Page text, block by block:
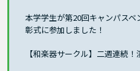
本学学生が第20回キャンパス
彰式に参加しました！
【和楽器サークル】二週連続